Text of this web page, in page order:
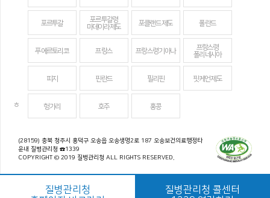
포르투갈
포르투갈령
마데이라 제도
포클랜드 제도 폴란드
푸에르토리코 프랑스 프랑스령 기아나
프랑스령
폴리네시아
피지 핀란드 필리핀 핏케언 제도
ㅎ 헝가리 호주 홍콩
(28159) 충북 청주시 흥덕구 오송읍 오송생명2로 187 오송보건의료행정타
운내 질병관리청 ☎1339
COPYRIGHT © 2019 질병관리청 ALL RIGHTS RESERVED.
질병관리청
질병관리청 콜센터